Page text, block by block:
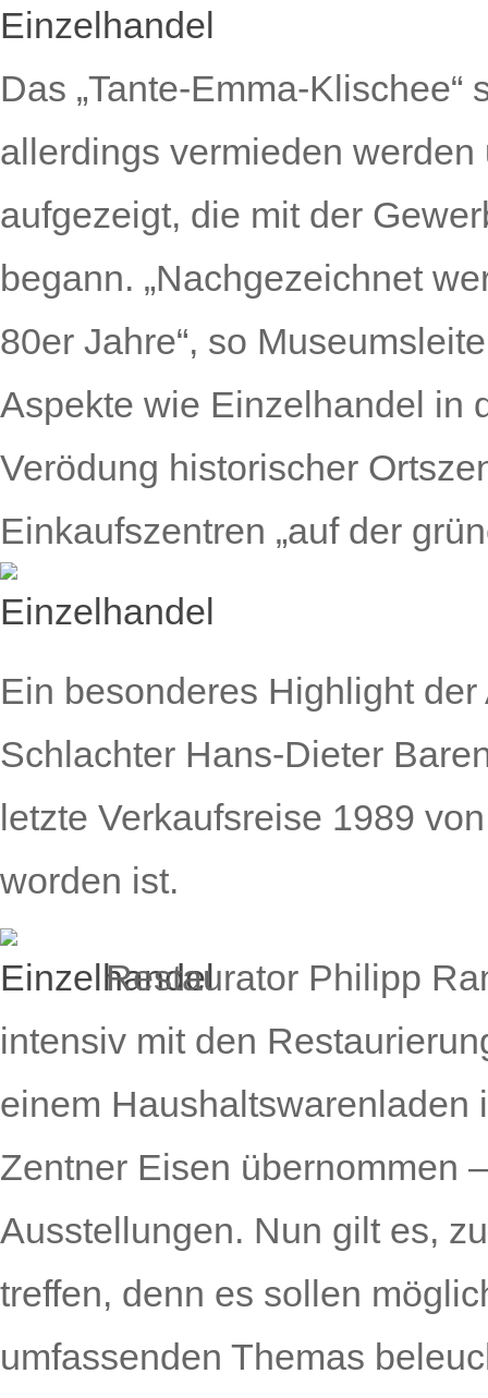
Das „Tante-Emma-
allerdings vermieden
aufgezeigt, die mit der
begann. „Nachgezeichnet
80er Jahre“, so
Aspekte wie Einzelhandel in
Verödung historischer
Einkaufszentren „auf der
Ein besonderes Highlight
Schlachter Hans-Dieter
letzte Verkaufsreise 1989
worden ist.
Restaurator Philipp
intensiv mit den
einem Haushaltswarenladen
Zentner Eisen übernommen
Ausstellungen. Nun gilt es,
treffen, denn es sollen
umfassenden Themas